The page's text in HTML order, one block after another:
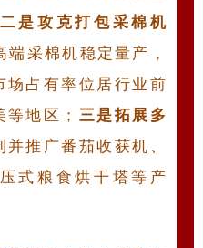
二是攻克打包采棉机
端采棉机稳定量产，
场占有率位居行业前
地区； 三是拓展多
并推广番茄收获机、
式粮食烘干塔等产